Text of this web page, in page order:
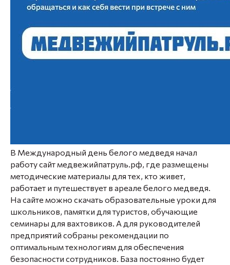
В Международный день белого медведя начал
работу сайт медвежийпатруль.рф, где размещены
методические материалы для тех, кто живет,
работает и путешествует в ареале белого медведя.
На сайте можно скачать образовательные уроки для
школьников, памятки для туристов, обучающие
семинары для вахтовиков. А для руководителей
предприятий собраны рекомендации по
оптимальным технологиям для обеспечения
безопасности сотрудников. База постоянно будет